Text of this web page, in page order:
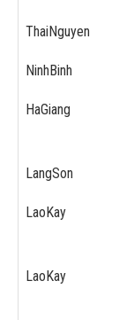
ThaiNguyen
NinhBinh
HaGiang
LangSon
LaoKay
LaoKay